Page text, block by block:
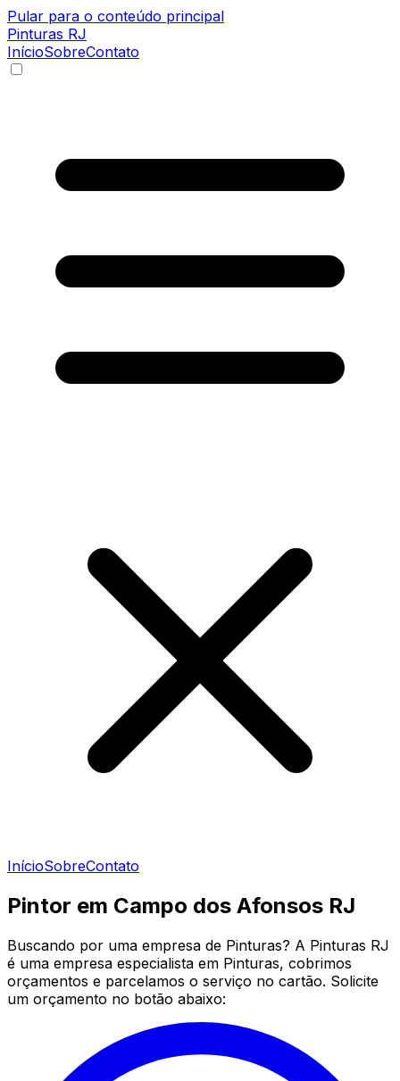
Pular para o conteúdo principal
Pinturas RJ
InícioSobreContato
InícioSobreContato
Pintor em Campo dos Afonsos RJ
Buscando por uma empresa de Pinturas? A Pinturas RJ
é uma empresa especialista em Pinturas, cobrimos
orçamentos e parcelamos o serviço no cartão. Solicite
um orçamento no botão abaixo: